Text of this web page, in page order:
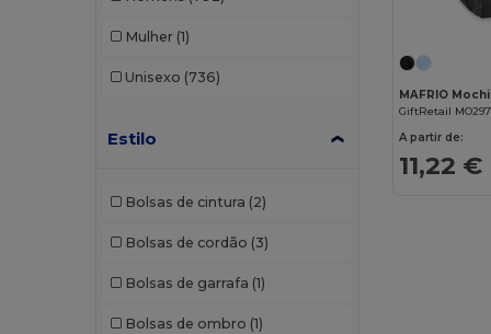
Mulher (1)
Unisexo (736)
Estilo
Bolsas de cintura (2)
Bolsas de cordão (3)
Bolsas de garrafa (1)
Bolsas de ombro (1)
GiftRetail
A partir de:
11,22 €